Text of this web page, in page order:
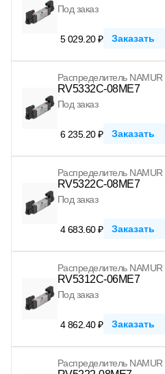
Под заказ
5 029.20 ₽ Заказать
Распределитель NAMUR
RV5332C-08ME7
Под заказ
6 235.20 ₽ Заказать
Распределитель NAMUR
RV5322C-08ME7
Под заказ
4 683.60 ₽ Заказать
Распределитель NAMUR
RV5312C-06ME7
Под заказ
4 862.40 ₽ Заказать
Распределитель NAMUR